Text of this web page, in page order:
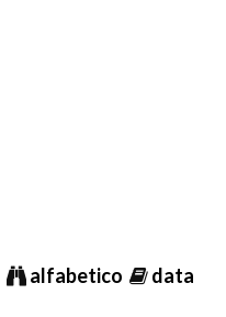
alfabetico data